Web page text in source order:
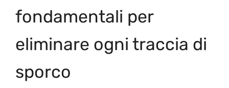
fondamentali per
eliminare ogni traccia di
sporco